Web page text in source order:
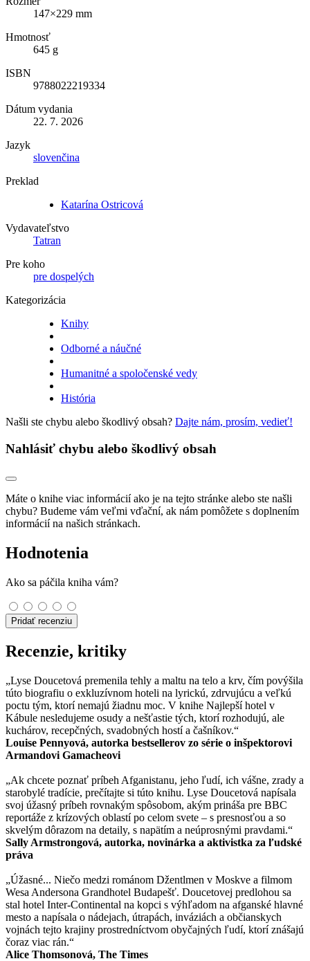
147×229 mm
Hmotnosť
645 g
ISBN
9788022219334
Dátum vydania
22. 7. 2026
Jazyk
slovenčina
Preklad
Katarína Ostricová
Vydavateľstvo
Tatran
Pre koho
pre dospelých
Kategorizácia
Knihy
Odborné a náučné
Humanitné a spoločenské vedy
História
Našli ste chybu alebo škodlivý obsah? Dajte nám, prosím, vedieť!
Nahlásiť chybu alebo škodlivý obsah
Máte o knihe viac informácií ako je na tejto stránke alebo ste našli
chybu? Budeme vám veľmi vďační, ak nám pomôžete s doplnením
informácií na našich stránkach.
Hodnotenia
Ako sa páčila kniha vám?
Pridať recenziu
Recenzie, kritiky
„Lyse Doucetová premenila tehly a maltu na telo a krv, čím povýšila
túto biografiu o exkluzívnom hoteli na lyrickú, zdrvujúcu a veľkú
poctu tým, ktorí nemajú žiadnu moc. V knihe Najlepší hotel v
Kábule nesledujeme osudy a nešťastie tých, ktorí rozhodujú, ale
kuchárov, recepčných, svadobných hostí a čašníkov.“
Louise Pennyová, autorka bestsellerov zo série o inšpektorovi
Armandovi Gamacheovi
„Ak chcete poznať príbeh Afganistanu, jeho ľudí, ich vášne, zrady a
starobylé tradície, prečítajte si túto knihu. Lyse Doucetová napísala
svoj úžasný príbeh rovnakým spôsobom, akým prináša pre BBC
reportáže z krízových oblastí po celom svete – s presnosťou a so
skvelým dôrazom na detaily, s napätím a neúprosnými pravdami.“
Sally Armstrongová, autorka, novinárka a aktivistka za ľudské
práva
„Úžasné... Niečo medzi románom Džentlmen v Moskve a filmom
Wesa Andersona Grandhotel Budapešť. Doucetovej predlohou sa
stal hotel Inter-Continental na kopci s výhľadom na afganské hlavné
mesto a napísala o nádejach, útrapách, inváziách a občianskych
vojnách tejto krajiny prostredníctvom obyčajných ľudí, ktorí znášajú
čoraz viac rán.“
Alice Thomsonová, The Times